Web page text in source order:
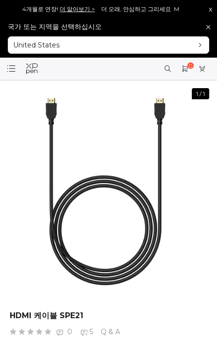
증 24개월로 연장!더 알아보기 > 더 오래, 안심하고 그리세요. Magic Drawing
다시 돌아왔습니다!바로보기 >> [재입고 안내] 많은 분들이 기다려주신 [Artist
다시 돌아왔습니다!바로보기 >> [재입고 안내] 많은 분들이 기다려주신 [Artist
회원가입 시 <1만 원> 상당 포인트를 증정합니다. 바로가입 >
설레는 핑크의 등장! Artist 12 3세대 핑크 에디션 출시!더 알아보기 >
x
국가 또는 지역을 선택하십시오
United States
0
1 /1
HDMI 케이블 SPE21
0 5 Q & A